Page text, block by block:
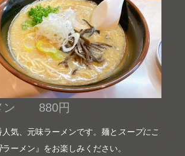
ン 880円
気、元味ラーメンです。麺と スープにこ
ラーメン』をお楽しみください。